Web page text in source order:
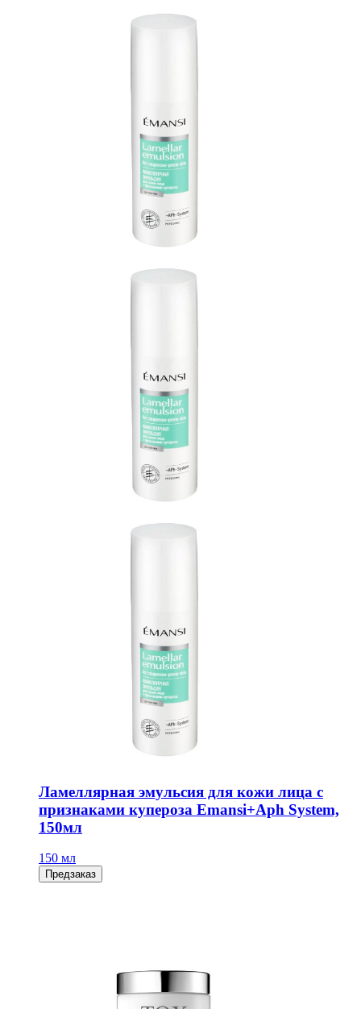
Ламеллярная эмульсия для кожи лица с
признаками купероза Emansi+Aph System,
150мл
150 мл
Предзаказ